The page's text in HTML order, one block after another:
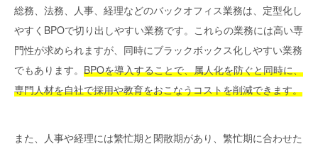
総務、法務、人事、経理などのバックオフィス業務は、定型化し
やすくBPOで切り出しやすい業務です。これらの業務には高い専
門性が求められますが、同時にブラックボックス化しやすい業務
でもあります。 BPOを導入することで、属人化を防ぐと同時に、
専門人材を自社で採用や教育をおこなうコストを削減できます。
また、人事や経理には繁忙期と閑散期があり、繁忙期に合わせた